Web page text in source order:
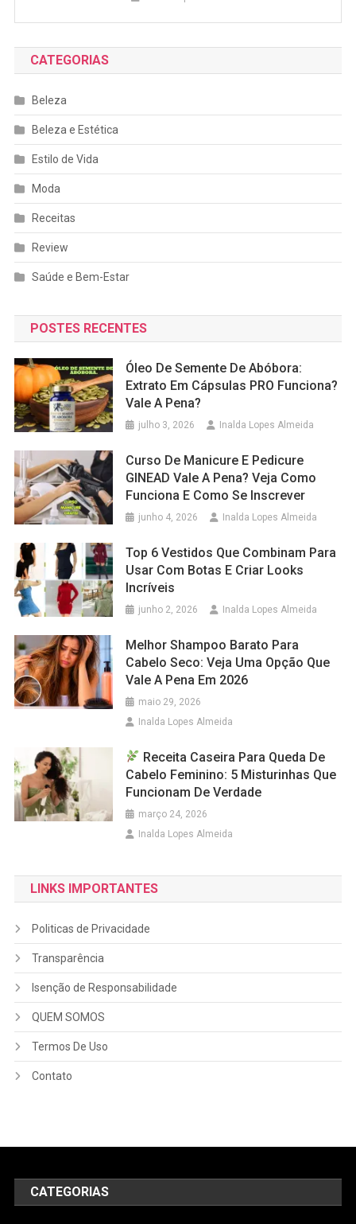
CATEGORIAS
Beleza
Beleza e Estética
Estilo de Vida
Moda
Receitas
Review
Saúde e Bem-Estar
POSTES RECENTES
Óleo De Semente De Abóbora:
Extrato Em Cápsulas PRO Funciona?
Vale A Pena?
julho 3, 2026 Inalda Lopes Almeida
Curso De Manicure E Pedicure
GINEAD Vale A Pena? Veja Como
Funciona E Como Se Inscrever
junho 4, 2026 Inalda Lopes Almeida
Top 6 Vestidos Que Combinam Para
Usar Com Botas E Criar Looks
Incríveis
junho 2, 2026 Inalda Lopes Almeida
Melhor Shampoo Barato Para
Cabelo Seco: Veja Uma Opção Que
Vale A Pena Em 2026
maio 29, 2026
Inalda Lopes Almeida
Receita Caseira Para Queda De
Cabelo Feminino: 5 Misturinhas Que
Funcionam De Verdade
março 24, 2026
Inalda Lopes Almeida
LINKS IMPORTANTES
Politicas de Privacidade
Transparência
Isenção de Responsabilidade
QUEM SOMOS
Termos De Uso
Contato
CATEGORIAS